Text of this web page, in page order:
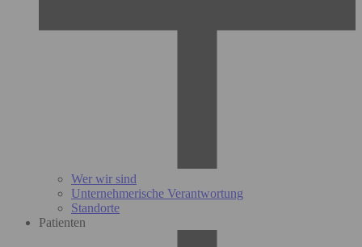
Wer wir sind
Unternehmerische Verantwortung
Standorte
Patienten